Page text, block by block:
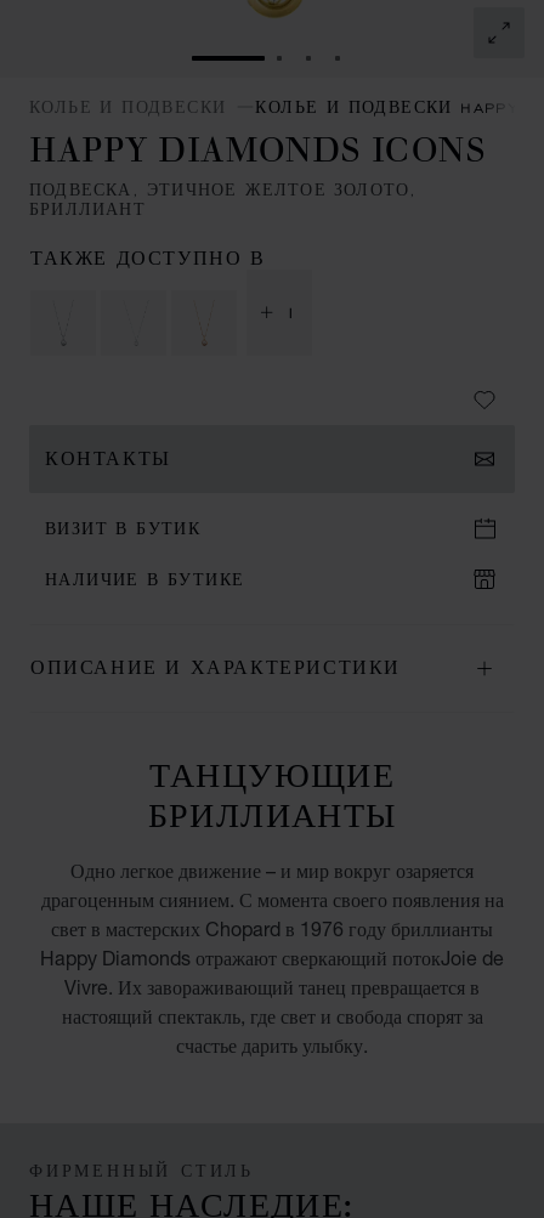
ПЕРЕЙТИ К СЛАЙДУ 1
ПЕРЕЙТИ К СЛАЙДУ 2
ПЕРЕЙТИ К СЛАЙДУ
ПЕРЕЙТИ К
КОЛЬЕ И ПОДВЕСКИ КОЛЬЕ И ПОДВЕСКИ HAPPY
HAPPY DIAMONDS ICONS
ПОДВЕСКА, ЭТИЧНОЕ ЖЕЛТОЕ ЗОЛОТО,
БРИЛЛИАНТ
ТАКЖЕ ДОСТУПНО В
+ 1
КОНТАКТЫ
ВИЗИТ В БУТИК
НАЛИЧИЕ В БУТИКЕ
ОПИСАНИЕ И ХАРАКТЕРИСТИКИ
ТАНЦУЮЩИЕ
БРИЛЛИАНТЫ
Одно легкое движение – и мир вокруг озаряется
драгоценным сиянием. С момента своего появления на
свет в мастерских Chopard в 1976 году бриллианты
Happy Diamonds отражают сверкающий потокJoie de
Vivre. Их завораживающий танец превращается в
настоящий спектакль, где свет и свобода спорят за
счастье дарить улыбку.
ФИРМЕННЫЙ СТИЛЬ
НАШЕ НАСЛЕДИЕ: